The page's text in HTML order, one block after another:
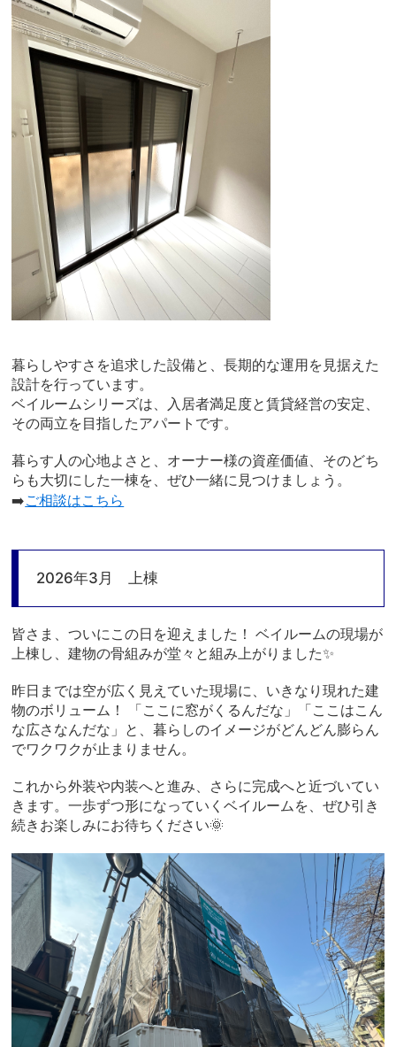
暮らしやすさを追求した設備と、長期的な運用を見据えた
設計を行っています。
ベイルームシリーズは、入居者満足度と賃貸経営の安定、
その両立を目指したアパートです。
暮らす人の心地よさと、オーナー様の資産価値、そのどち
らも大切にした一棟を、ぜひ一緒に見つけましょう。
➡️ご相談はこちら
2026年3月 上棟
皆さま、ついにこの日を迎えました！ ベイルームの現場が
上棟 し、建物の骨組みが堂々と組み上がりました✨
昨日までは空が広く見えていた現場に、いきなり現れた建
物のボリューム！ 「ここに窓がくるんだな」「ここはこん
な広さなんだな」と、暮らしのイメージがどんどん膨らん
でワクワクが止まりません。
これから外装や内装へと進み、さらに完成へと近づいてい
きます。一歩ずつ形になっていくベイルームを、ぜひ引き
続きお楽しみにお待ちください🌞